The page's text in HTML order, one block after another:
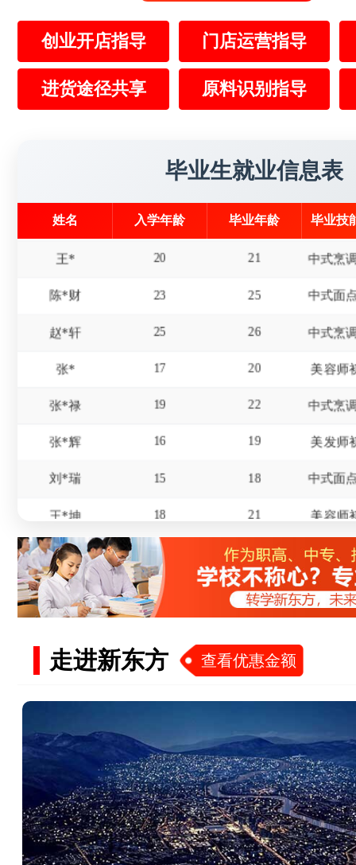
创业开店指导 门店运营指导
进货途径共享 原料识别指导
毕业生就业信息表
姓名 入学年龄 毕业年龄 毕业技
冯* 19
赵* 20
22 美发师
20 21
陈*财 23 25
赵*轩 25 26
张* 17 20 美容师
张*禄 19 22
张*辉 16 19 美发师
刘*瑞 15 18
王*坤 18 21 美容师
20 21
杨* 18 21
冯* 16 19
屈*天 15 18
杜*龙 18 20
20 21
陈*财 23 25
赵*轩 25 26
走进新东方 查看优惠金额